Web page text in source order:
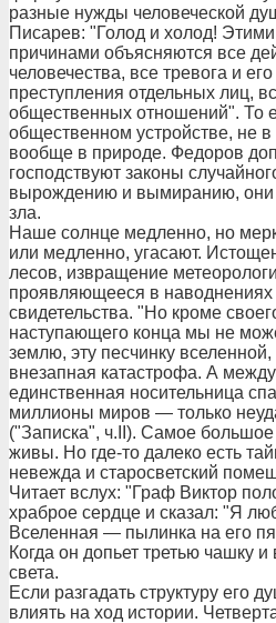
разные нужды человеческой
Писарев: "Голод и холод!
причинами объясняются все
человечества, все тревога и
преступления отдельных лиц,
общественных отношений". То
общественном устройстве, не
вообще в природе. Федоров
господствуют законы
вырождению и вымиранию, они
зла.
Наше солнце медленно, но
или медленно, угасают.
лесов, извращение
проявляющееся в
свидетельства. "Но кроме
наступающего конца мы не
землю, эту песчинку вселенной,
внезапная катастрофа. А
единственная носительница
миллионы миров — только
("Записка", ч.II). Самое
живы. Но где-то далеко есть
невежда и старосветский
Читает вслух: "Граф Виктор
храброе сердце и сказал: "Я
Вселенная — пылинка на его
Когда он допьет третью чашку
света.
Если разгадать структуру его
влиять на ход истории.